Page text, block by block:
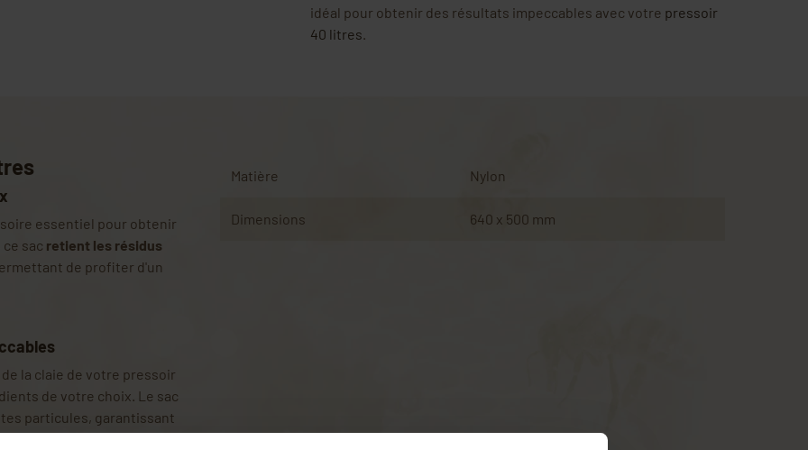
idéal pour obtenir des résultats impeccables avec votre pressoir
40 litres
essentiel pour obtenir
, ce sac retient les résidus
de profiter d'un
la claie de votre pressoir
de votre choix. Le sac
particules, garantissant
simple et pratique, vous
Matière Nylon
Dimensions 640 x 500 mm